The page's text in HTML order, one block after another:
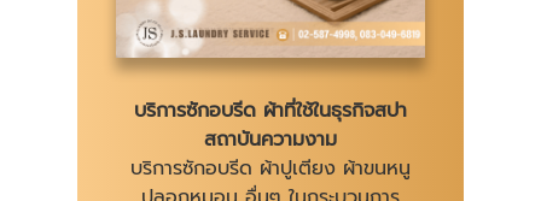
บริการซักอบรีด ผ้าที่ใช้ในธุรกิจสปา
สถาบันความงาม
บริการซักอบรีด ผ้าปูเตียง ผ้าขนหนู